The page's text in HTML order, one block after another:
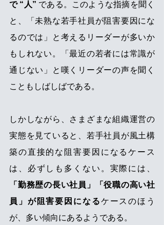
で “人” である。このような指摘を聞く
と、「未熟な若手社員が阻害要因にな
るのでは」と考えるリーダーが多いか
もしれない。「最近の若者には常識が
通じない」と嘆くリーダーの声を聞く
こともしばしばである。
しかしながら、さまざまな組織運営の
実態を見ていると、若手社員が風土構
築の直接的な阻害要因になるケース
は、必ずしも多くない。実際には、
「勤務歴の長い社員」「役職の高い社
員」が阻害要因になるケースのほう
が、多い傾向にあるようである。